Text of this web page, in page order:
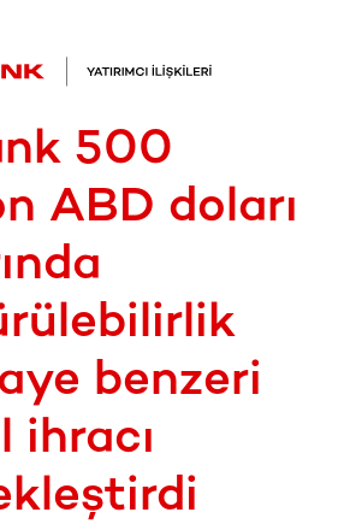
500
ABD doları
benzeri
ihracı